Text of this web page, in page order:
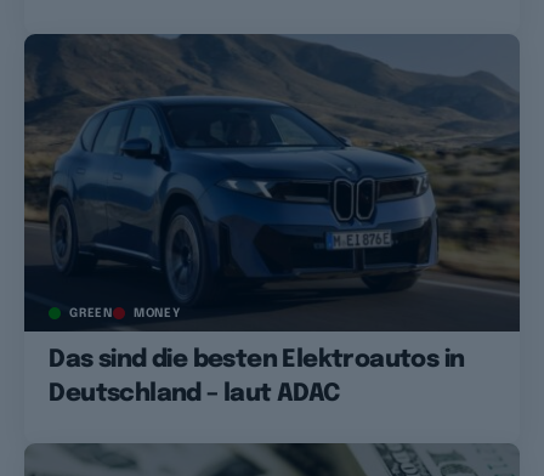
GREEN MONEY
Das sind die besten Elektroautos in
Deutschland – laut ADAC